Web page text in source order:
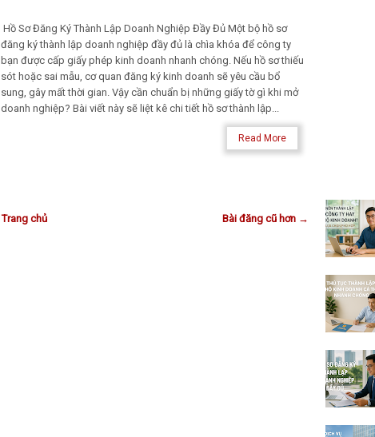
Hồ Sơ Đăng Ký Thành Lập Doanh Nghiệp Đầy Đủ Một bộ hồ sơ
đăng ký thành lập doanh nghiệp đầy đủ là chìa khóa để công ty
bạn được cấp giấy phép kinh doanh nhanh chóng. Nếu hồ sơ thiếu
sót hoặc sai mẫu, cơ quan đăng ký kinh doanh sẽ yêu cầu bổ
sung, gây mất thời gian. Vậy cần chuẩn bị những giấy tờ gì khi mở
doanh nghiệp? Bài viết này sẽ liệt kê chi tiết hồ sơ thành lập...
Read More
Bài đăng cũ hơn →
Trang chủ